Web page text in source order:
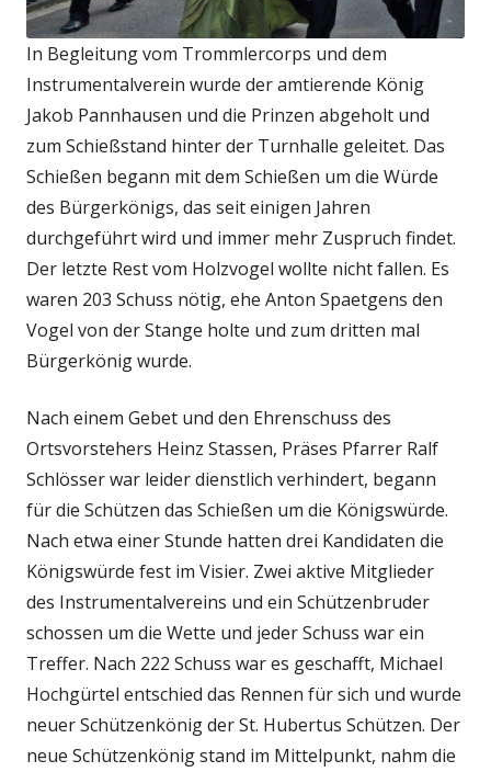
In Begleitung vom Trommlercorps und dem
Instrumentalverein wurde der amtierende König
Jakob Pannhausen und die Prinzen abgeholt und
zum Schießstand hinter der Turnhalle geleitet. Das
Schießen begann mit dem Schießen um die Würde
des Bürgerkönigs, das seit einigen Jahren
durchgeführt wird und immer mehr Zuspruch findet.
Der letzte Rest vom Holzvogel wollte nicht fallen. Es
waren 203 Schuss nötig, ehe Anton Spaetgens den
Vogel von der Stange holte und zum dritten mal
Bürgerkönig wurde.
Nach einem Gebet und den Ehrenschuss des
Ortsvorstehers Heinz Stassen, Präses Pfarrer Ralf
Schlösser war leider dienstlich verhindert, begann
für die Schützen das Schießen um die Königswürde.
Nach etwa einer Stunde hatten drei Kandidaten die
Königswürde fest im Visier. Zwei aktive Mitglieder
des Instrumentalvereins und ein Schützenbruder
schossen um die Wette und jeder Schuss war ein
Treffer. Nach 222 Schuss war es geschafft, Michael
Hochgürtel entschied das Rennen für sich und wurde
neuer Schützenkönig der St. Hubertus Schützen. Der
neue Schützenkönig stand im Mittelpunkt, nahm die